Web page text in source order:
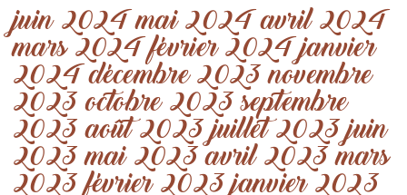
juin 2024mai 2024avril 2024
mars 2024février 2024janvier
2024décembre 2023novembre
2023octobre 2023septembre
2023août 2023juillet 2023juin
2023mai 2023avril 2023mars